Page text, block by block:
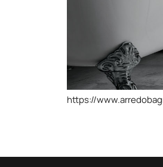
https://